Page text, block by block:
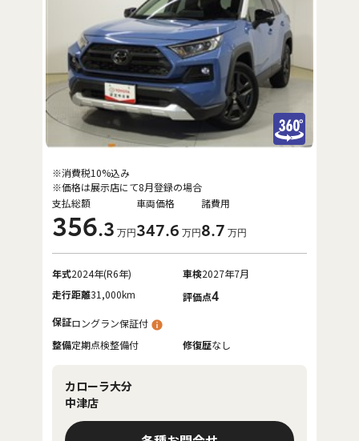
支払総額
356.3 万円
車両価格
347.6 万円
諸費用
8.7 万円
※消費税10%込み
※価格は展示店にて8月登録の場合
年式2024年(R6年) 車検2027年7月
走行距離31,000km 評価点4
保証ロングラン保証付
整備定期点検整備付 修復歴なし
カローラ大分
中津店